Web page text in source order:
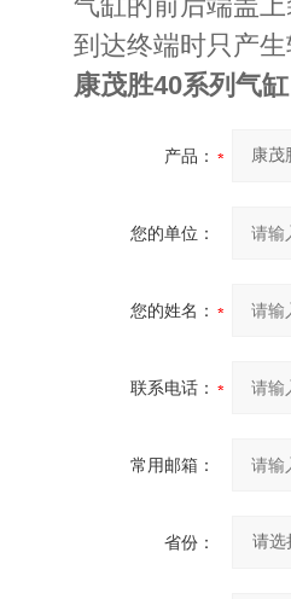
到达终端时只产
康茂胜40系列气缸
产品：
您的单位：
您的姓名：
联系电话：
常用邮箱：
省份：